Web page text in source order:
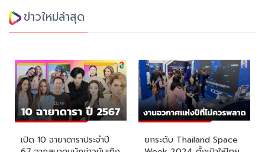
ข่าวใหม่ล่าสุด
เปิด 10 ฉายาดาราประจำปี
ยกระดับ Thailand Space